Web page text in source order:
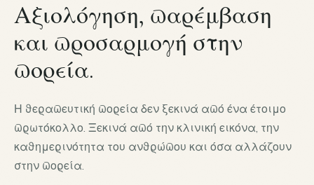
Αξιολόγηση, παρέμβαση
και προσαρμογή στην
πορεία.
Η θεραπευτική πορεία δεν ξεκινά από ένα έτοιμο
πρωτόκολλο. Ξεκινά από την κλινική εικόνα, την
καθημερινότητα του ανθρώπου και όσα αλλάζουν
στην πορεία.